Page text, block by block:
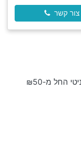
צור קשר
כאן באתר go100 תוכלו למצוא הכנה יוניטי החל מ-₪50